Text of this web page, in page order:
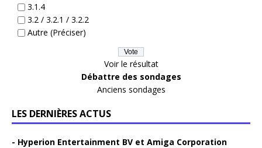
3.1.4
3.2 / 3.2.1 / 3.2.2
Autre (Préciser)
Voir le résultat
Débattre des sondages
Anciens sondages
LES DERNIÈRES ACTUS
Hyperion Entertainment BV et Amiga Corporation